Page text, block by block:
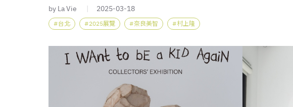
by La Vie 2025-03-18
台北 2025展覽 奈良美智 村上隆